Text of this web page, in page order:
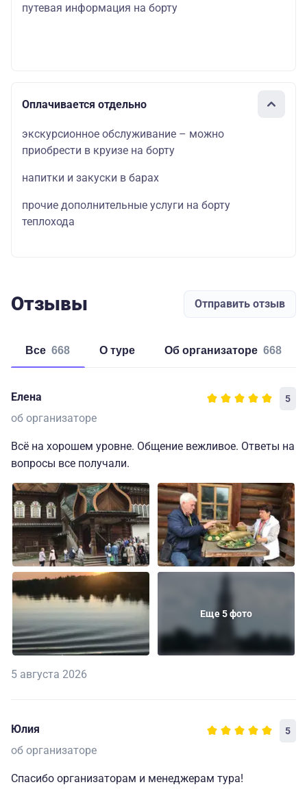
путевая информация на борту
Оплачивается отдельно
экскурсионное обслуживание – можно
приобрести в круизе на борту
напитки и закуски в барах
прочие дополнительные услуги на борту
теплохода
Отзывы Отправить отзыв
Все 668 о туре об организаторе 668
Елена 5
об организаторе
Всё на хорошем уровне. Общение вежливое. Ответы на
вопросы все получали.
Еще 5 фото
5 августа 2026
Юлия 5
об организаторе
Спасибо организаторам и менеджерам тура!